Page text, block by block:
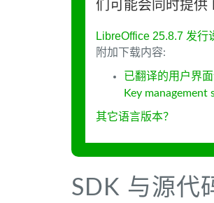
们可能会同时提供
LibreOffice 25.8.7 发行
附加下载内容:
已翻译的用户界
Key management
其它语言版本？
SDK 与源代